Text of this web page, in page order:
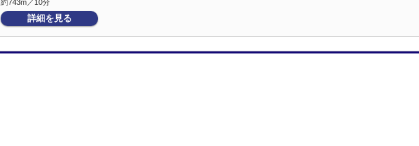
約743m／10分
詳細を見る